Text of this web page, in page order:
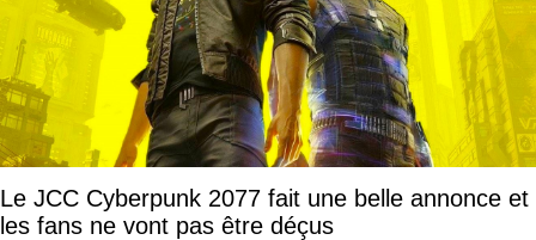
Le JCC Cyberpunk 2077 fait une belle annonce et
les fans ne vont pas être déçus